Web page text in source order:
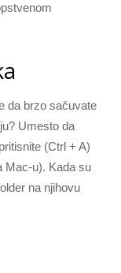
da brzo sačuvate
Umesto da
(Ctrl + A)
Mac-u). Kada su
na njihovu